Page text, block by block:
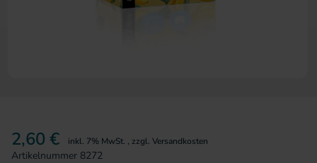
2,60 € inkl. 7% MwSt. , zzgl. Versandkosten
Artikelnummer 8272